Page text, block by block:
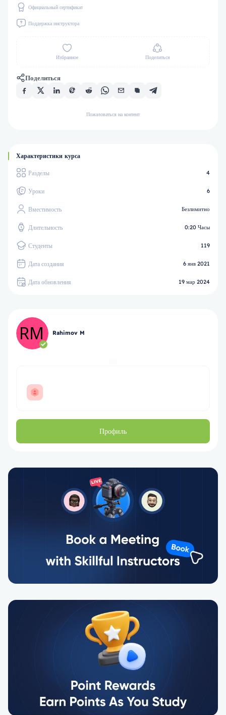
Официальный сертификат
Поддержка инструктора
Избранное Поделиться
Поделиться
Пожаловаться на контент
Характеристики курса
Разделы 4
Уроки 6
Вместимость Безлимитно
Длительность 0:20 Часы
Студенты 119
Дата создания 6 янв 2021
Дата обновления 19 мар 2024
Rahimov M
Профиль